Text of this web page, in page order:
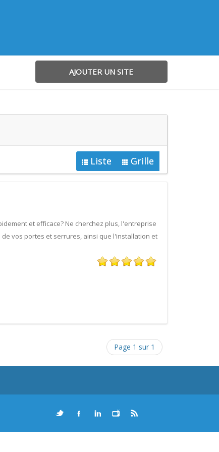
AJOUTER UN SITE
Liste Grille
et efficace? Ne cherchez plus, l'entreprise
vos portes et serrures, ainsi que l'installation et
Page 1 sur 1